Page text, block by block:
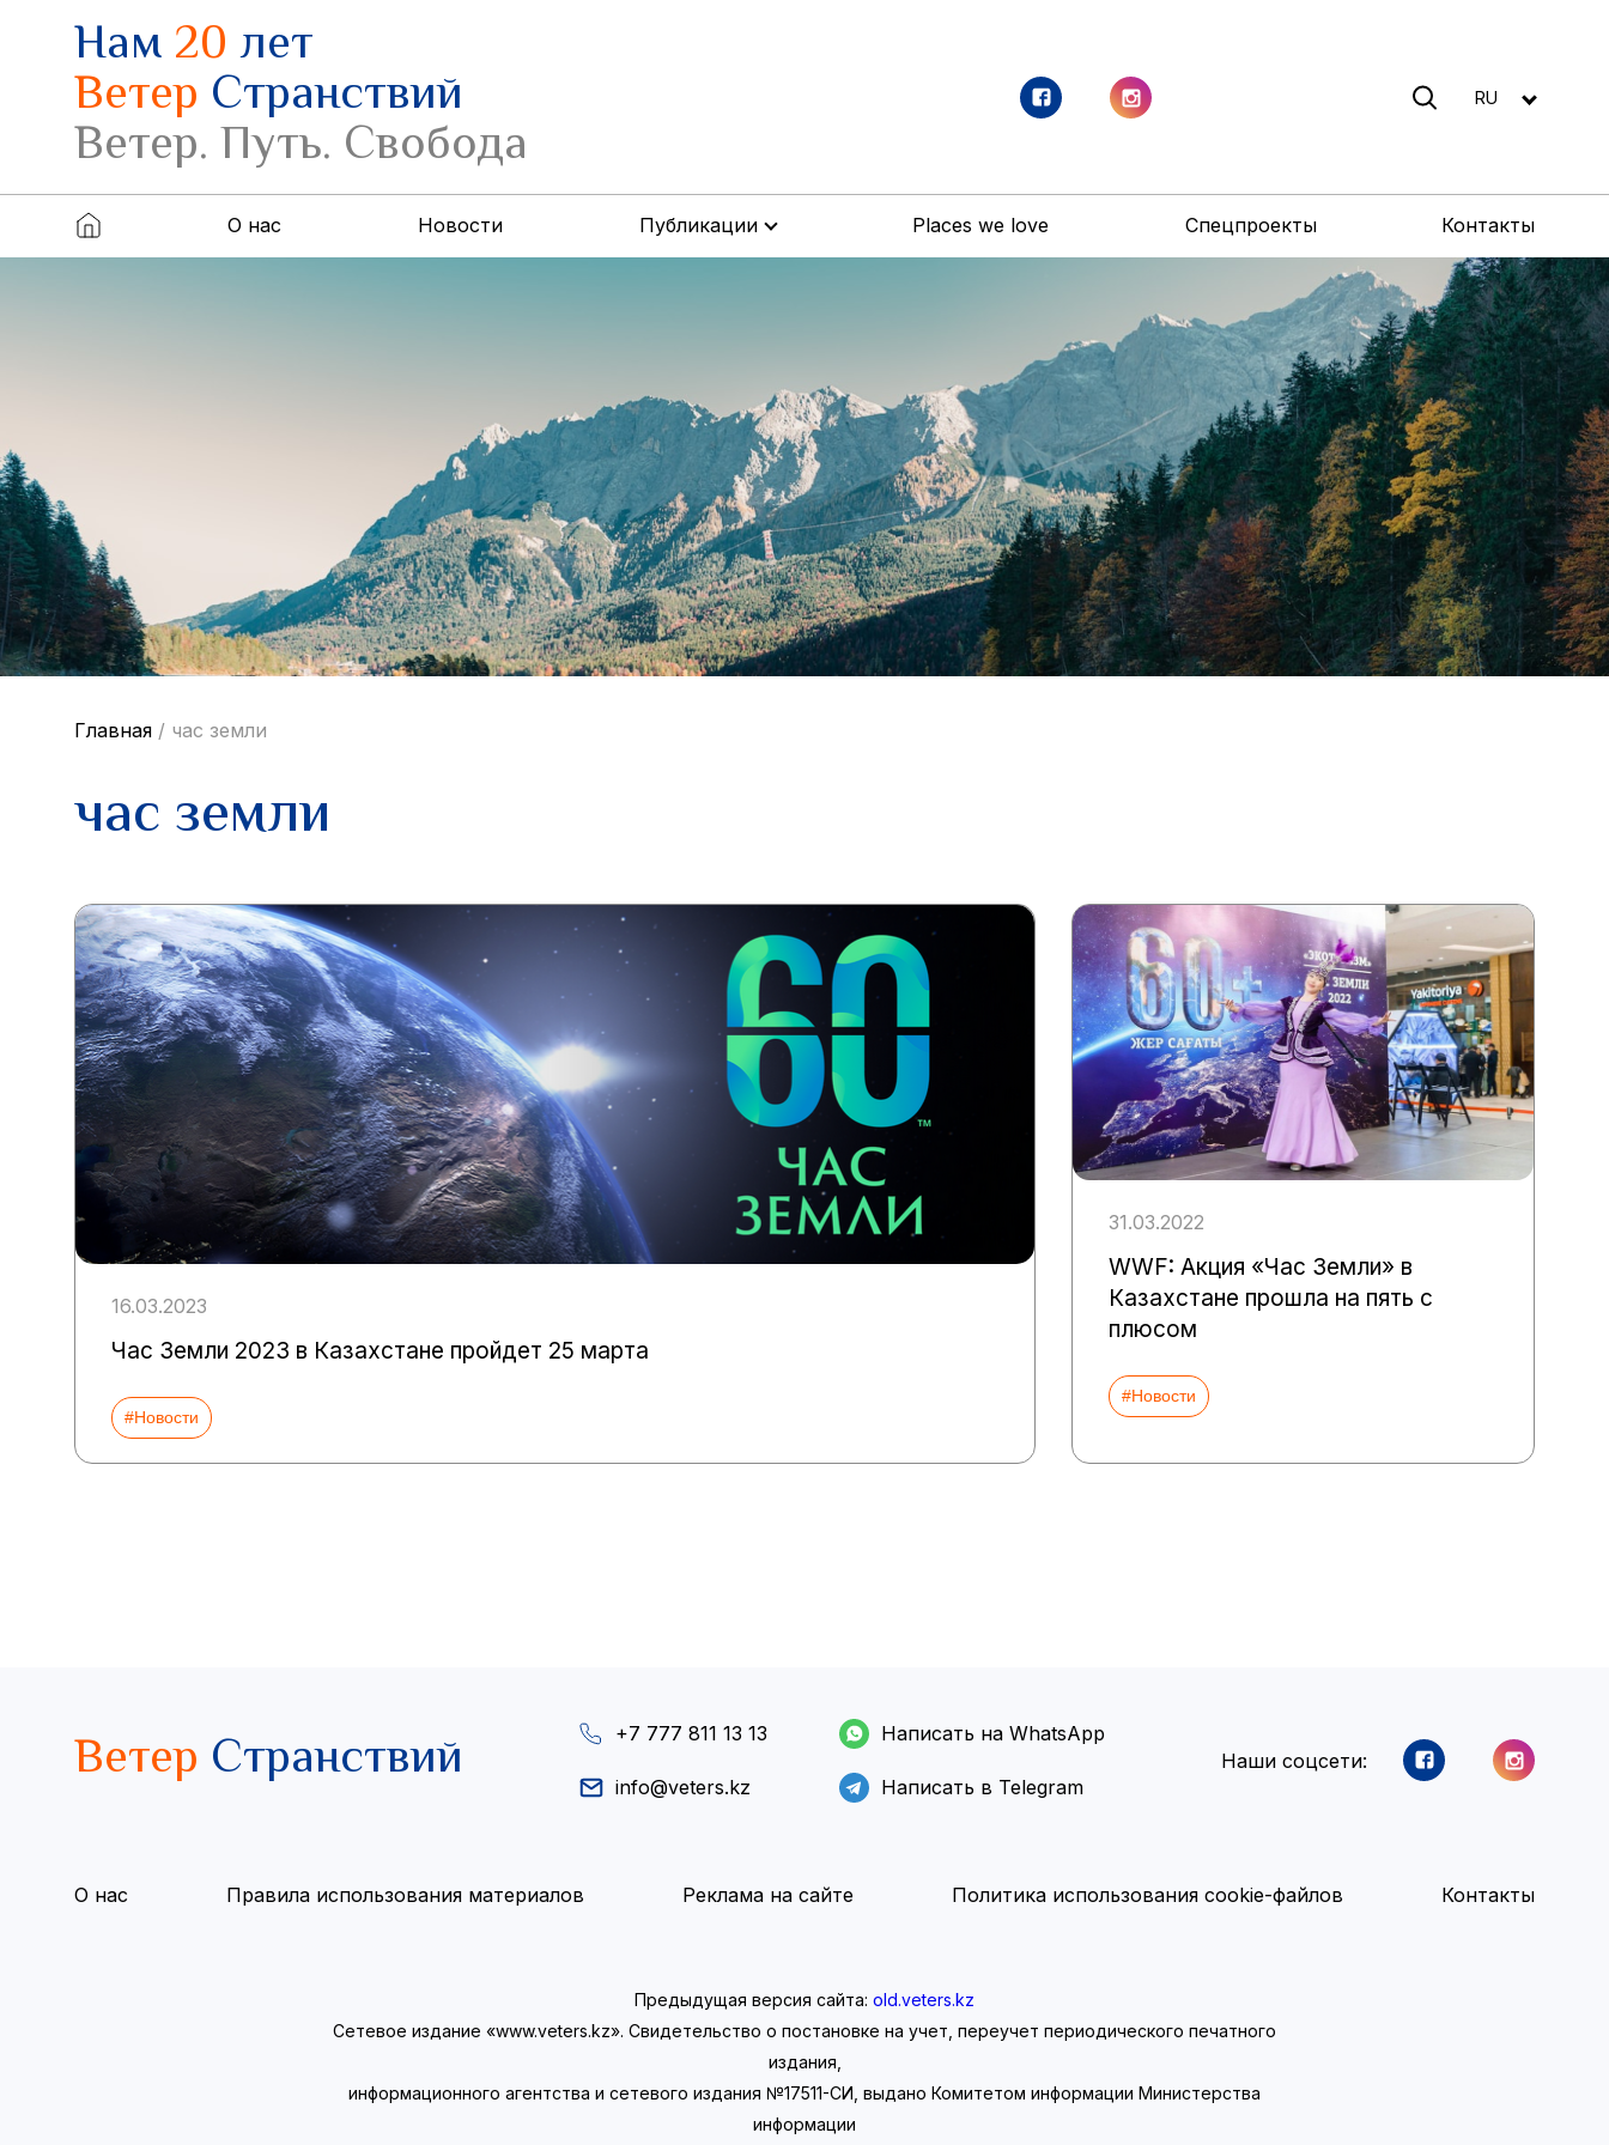
Нам20лет
Ветер Странствий
Ветер. Путь. Свобода
RU
О нас Новости Публикации Places we love Спецпроекты Контакты
Главная / час земли
час земли
16.03.2023
Час Земли 2023 в Казахстане пройдет 25 марта
#Новости
31.03.2022
WWF: Акция «Час Земли» в
Казахстане прошла на пять с
плюсом
#Новости
Ветер Странствий +7 777 811 13 13
info@veters.kz
Написать на WhatsApp
Написать в Telegram
Наши соцсети:
О нас Правила использования материалов Реклама на сайте Политика использования cookie-файлов Контакты
Предыдущая версия сайта: old.veters.kz
Сетевое издание «www.veters.kz». Свидетельство о постановке на учет, переучет периодического печатного
издания,
информационного агентства и сетевого издания №17511-СИ, выдано Комитетом информации Министерства
информации